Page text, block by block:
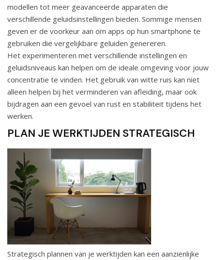
modellen tot meer geavanceerde apparaten die
verschillende geluidsinstellingen bieden. Sommige mensen
geven er de voorkeur aan om apps op hun smartphone te
gebruiken die vergelijkbare geluiden genereren.
Het experimenteren met verschillende instellingen en
geluidsniveaus kan helpen om de ideale omgeving voor jouw
concentratie te vinden. Het gebruik van witte ruis kan niet
alleen helpen bij het verminderen van afleiding, maar ook
bijdragen aan een gevoel van rust en stabiliteit tijdens het
werken.
PLAN JE WERKTIJDEN STRATEGISCH
Strategisch plannen van je werktijden kan een aanzienlijke